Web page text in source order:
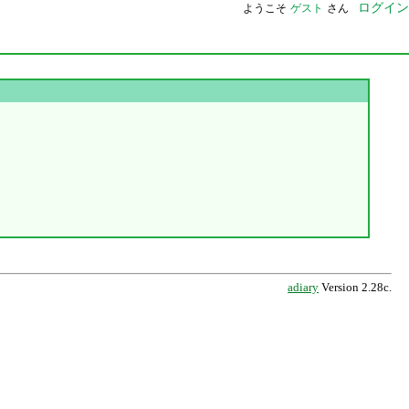
ようこそ ゲスト さん ログイン
adiary Version 2.28c.